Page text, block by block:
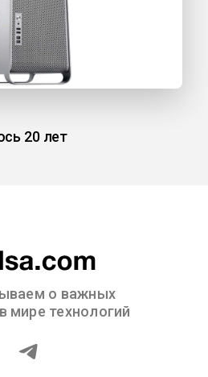
20 лет
о важных
мире технологий